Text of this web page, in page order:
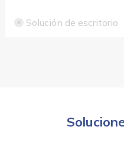
Solución de escritorio